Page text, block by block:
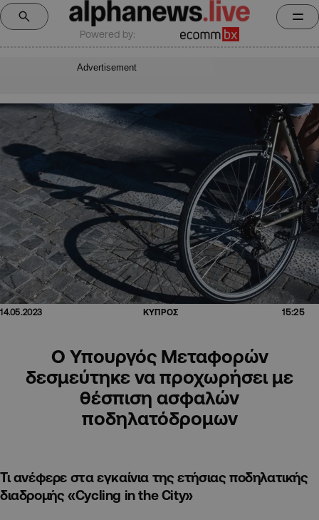
Powered by:
Advertisement
14.05.2023 ΚΥΠΡΟΣ 15:25
Ο Υπουργός Μεταφορών
δεσμεύτηκε να προχωρήσει με
θέσπιση ασφαλών
ποδηλατόδρομων
Τι ανέφερε στα εγκαίνια της ετήσιας ποδηλατικής
διαδρομής «Cycling in the City»